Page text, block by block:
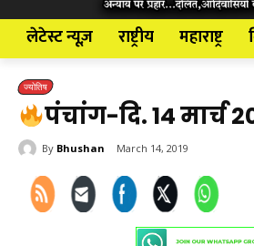
लेटेस्ट न्यूज़ राष्ट्रीय महाराष्ट्र
ज्योतिष
पंचांग-दि. 14 मार्च
By Bhushan March 14, 2019